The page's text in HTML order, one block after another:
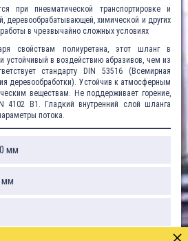
при пневматической транспортировке и
деревообрабатывающей, химической и других
в чрезвычайно сложных условиях
свойствам полиуретана, этот шланг в
устойчивый в воздействию абразивов, чем из
стандарту DIN 53516 (Всемирная
деревообработки). Устойчив к атмосферным
веществам. Не поддерживает горение,
4102 B1. Гладкий внутренний слой шланга
потока.
мм
мм